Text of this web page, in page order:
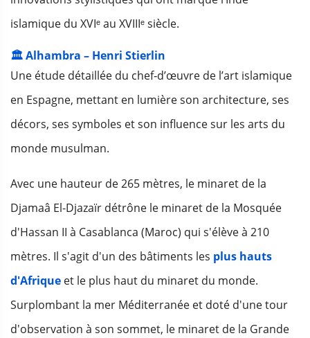
islamique du XVIᵉ au XVIIIᵉ siècle.
🏛️ Alhambra – Henri Stierlin
Une étude détaillée du chef‑d’œuvre de l’art islamique
en Espagne, mettant en lumière son architecture, ses
décors, ses symboles et son influence sur les arts du
monde musulman.
Avec une hauteur de 265 mètres, le minaret de la
Djamaâ El-Djazaïr détrône le minaret de la Mosquée
d'Hassan II à Casablanca (Maroc) qui s'élève à 210
mètres. Il s'agit d'un des bâtiments les plus hauts
d'Afrique et le plus haut du minaret du monde.
Surplombant la mer Méditerranée et doté d'une tour
d'observation à son sommet, le minaret de la Grande